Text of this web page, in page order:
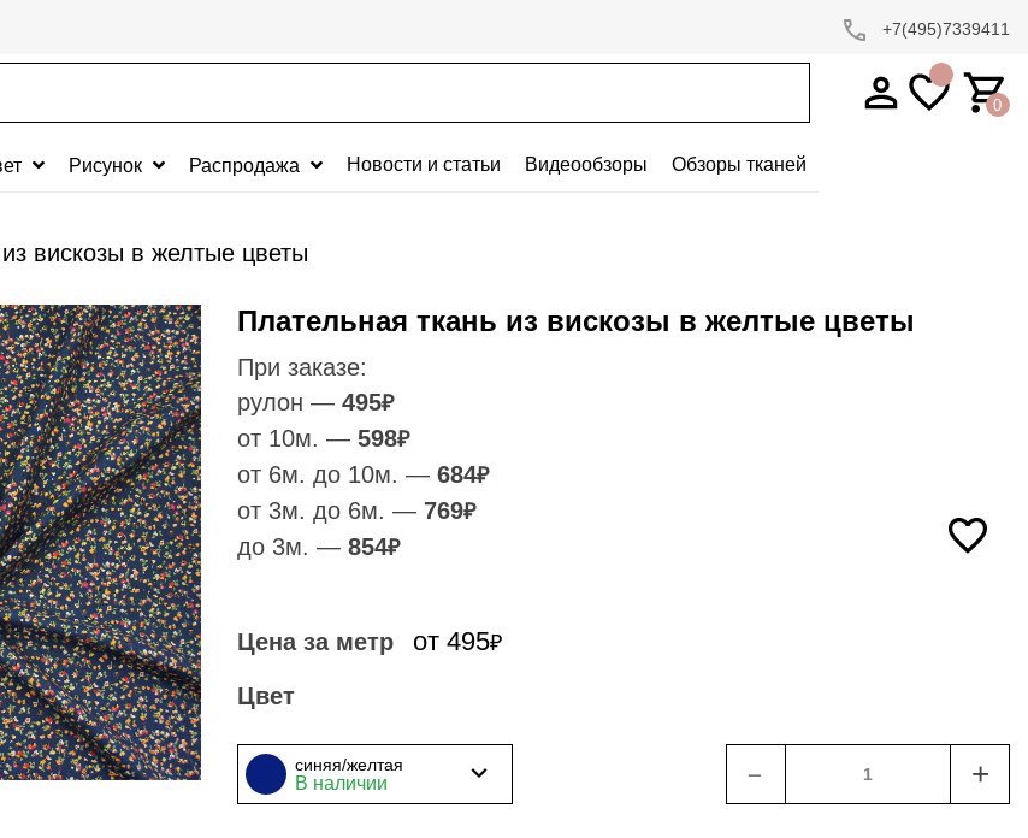
+7(495)7339411
0
Рисунок Распродажа Новости и статьи Видеообзоры Обзоры тканей
вискозы в желтые цветы
Плательная ткань из вискозы в желтые цветы
При заказе:
рулон — 495₽
от 10м. — 598₽
от 6м. до 10м. — 684₽
от 3м. до 6м. — 769₽
до 3м. — 854₽
Цена за метр от 495₽
Цвет
синяя/желтая
В наличии ﹣ +